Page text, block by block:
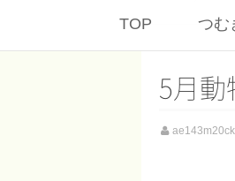
TOP つむ
5月動
ae143m20ck